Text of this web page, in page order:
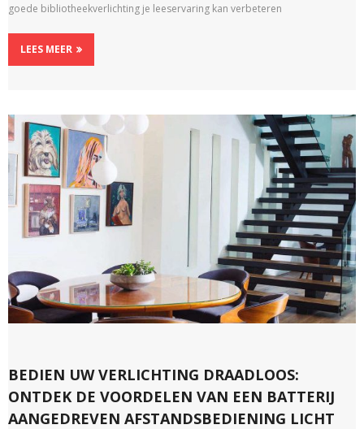
goede bibliotheekverlichting je leeservaring kan verbeteren
LEES MEER
BEDIEN UW VERLICHTING DRAADLOOS:
ONTDEK DE VOORDELEN VAN EEN BATTERIJ
AANGEDREVEN AFSTANDSBEDIENING LICHT